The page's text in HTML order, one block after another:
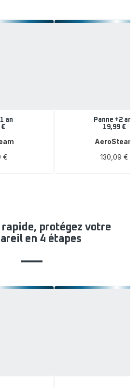
an
€
€
Panne +2 ans
19,99 €
AeroSteam
130,09 €
protégez votre
en 4 étapes